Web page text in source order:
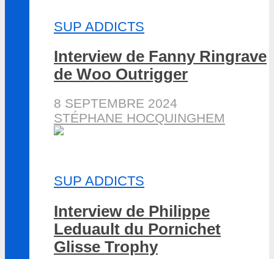
SUP ADDICTS
Interview de Fanny Ringrave
de Woo Outrigger
8 SEPTEMBRE 2024
STÉPHANE HOCQUINGHEM
SUP ADDICTS
Interview de Philippe
Leduault du Pornichet
Glisse Trophy